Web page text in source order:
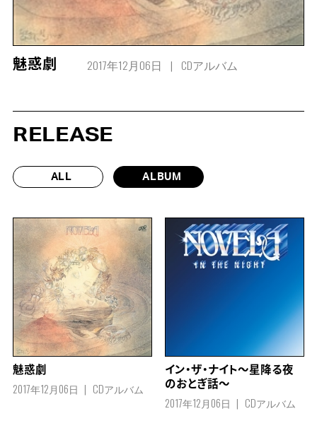
魅惑劇 2017年12月06日 CDアルバム
RELEASE
ALL ALBUM
魅惑劇
2017年12月06日 CDアルバム
イン・ザ・ナイト～星降る夜
のおとぎ話～
2017年12月06日 CDアルバム